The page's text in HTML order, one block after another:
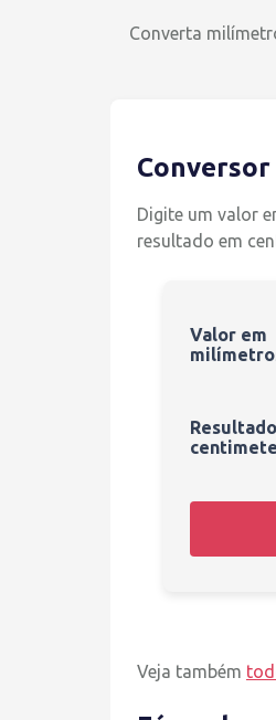
Converta
Digite um valor
resultado em
Valor em
Veja também